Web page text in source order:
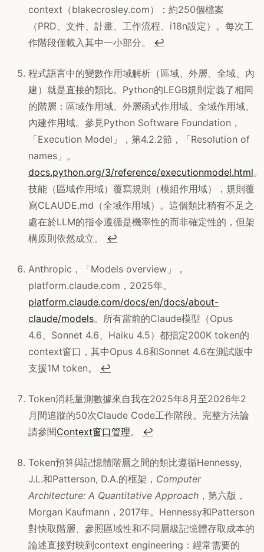
context（blakecrosley.com）：約250個檔案
（PRD、文件、計畫、工作流程、i18n設定）。每次工
作階段僅載入其中一小部分。 ↩
程式語言中的變數作用域解析（區域、外層、全域、內
建）就是直接的類比。Python的LEGB規則定義了相同
的階層：區域作用域、外層函式作用域、全域作用域、
內建作用域。參見Python Software Foundation，
「Execution Model」，第4.2.2節，「Resolution of
names」。
docs.python.org/3/reference/executionmodel.html。
技能（區域作用域）覆寫規則（模組作用域），規則覆
寫CLAUDE.md（全域作用域）。這個類比稍有不足之
處在於LLM的指令遵循是機率性的而非確定性的，但架
構原則依然成立。 ↩
Anthropic，「Models overview」，
platform.claude.com，2025年。
platform.claude.com/docs/en/docs/about-
claude/models。所有當前的Claude模型（Opus
4.6、Sonnet 4.6、Haiku 4.5）都指定200K token的
context窗口，其中Opus 4.6和Sonnet 4.6在測試版中
支援1M token。 ↩
Token消耗量測數據來自我在2025年8月至2026年2
月間追蹤的50次Claude Code工作階段。完整方法論
請參閱Context窗口管理。 ↩
Token預算與記憶體階層之間的類比遵循Hennessy,
J.L.和Patterson, D.A.的框架， Computer
Architecture: A Quantitative Approach ，第六版，
Morgan Kaufmann，2017年。Hennessy和Patterson
對快取階層、參照區域性和不同層級記憶體存取成本的
論述直接對映到context engineering：經常需要的